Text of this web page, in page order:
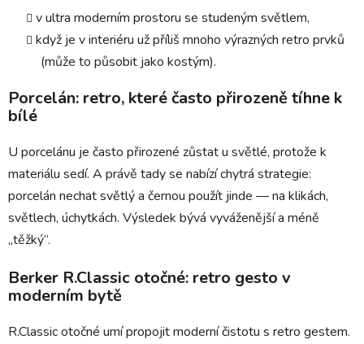
v ultra moderním prostoru se studeným světlem,
když je v interiéru už příliš mnoho výrazných retro prvků
(může to působit jako kostým).
Porcelán: retro, které často přirozeně tíhne k
bílé
U porcelánu je často přirozené zůstat u světlé, protože k
materiálu sedí. A právě tady se nabízí chytrá strategie:
porcelán nechat světlý a černou použít jinde — na klikách,
světlech, úchytkách. Výsledek bývá vyváženější a méně
„těžký“.
Berker R.Classic otočné: retro gesto v
moderním bytě
R.Classic otočné umí propojit moderní čistotu s retro gestem.